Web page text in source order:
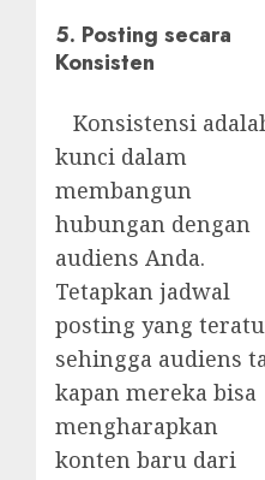
5. Posting secara
Konsisten
Konsistensi
kunci dalam
membangun
hubungan dengan
audiens Anda.
Tetapkan jadwal
posting yang
sehingga audiens
kapan mereka bisa
mengharapkan
konten baru dari